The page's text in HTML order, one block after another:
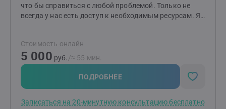
что бы справиться с любой проблемой. Только не
всегда у нас есть доступ к необходимым ресурсам. Я
богатый жизненный путь. Я был инженером,
исследователем, предпринимателем, работал в науке,
преподавал в университете, руководил бизнесом. Я
женат более 35 лет, отец двух взрослых сыновей.
Знаю, как важно и непросто сохранить близость,
на бесплатную 20-минутную встречу - и, возможно,
Стоимость онлайн
5 000 руб. /≈ 55 мин.
ПОДРОБНЕЕ
Записаться на 20-минутную консультацию бесплатно